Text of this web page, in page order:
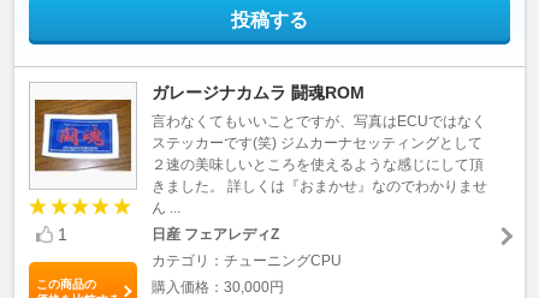
投稿する
1
この商品の
ガレージナカムラ 闘魂ROM
言わなくてもいいことですが、写真はECUではなく
ステッカーです(笑) ジムカーナセッティングとして
２速の美味しいところを使えるような感じにして頂
きました。 詳しくは『おまかせ』なのでわかりませ
ん ...
日産 フェアレディZ
カテゴリ：チューニングCPU
購入価格：30,000円